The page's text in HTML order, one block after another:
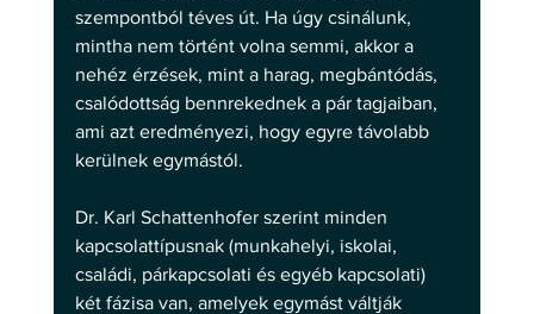
szempontból téves út. Ha úgy csinálunk,
mintha nem történt volna semmi, akkor a
nehéz érzések, mint a harag, megbántódás,
csalódottság bennrekednek a pár tagjaiban,
ami azt eredményezi, hogy egyre távolabb
kerülnek egymástól.
Dr. Karl Schattenhofer szerint minden
kapcsolattípusnak (munkahelyi, iskolai,
családi, párkapcsolati és egyéb kapcsolati)
két fázisa van, amelyek egymást váltják